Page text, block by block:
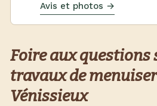
Avis et photos →
Foire aux questions
travaux de
Vénissieux